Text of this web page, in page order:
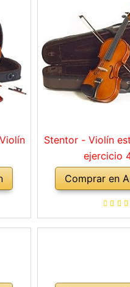
Stentor - Violín
ejercicio
Comprar en